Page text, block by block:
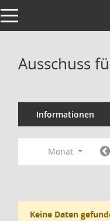
Toggle navigation
Ausschuss
Informationen
Monat
Keine Daten